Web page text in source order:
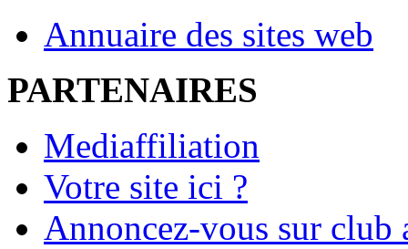
Annuaire des sites web
PARTENAIRES
Mediaffiliation
Votre site ici ?
Annoncez-vous sur